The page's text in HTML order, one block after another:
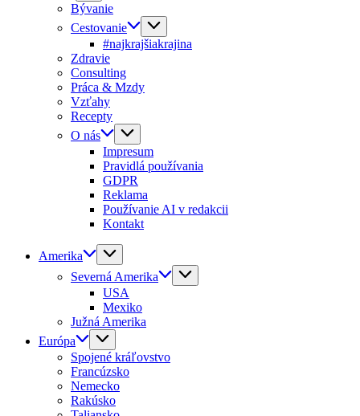
Bývanie
Cestovanie
#najkrajšiakrajina
Zdravie
Consulting
Práca & Mzdy
Vzťahy
Recepty
O nás
Impresum
Pravidlá používania
GDPR
Reklama
Používanie AI v redakcii
Kontakt
Amerika
Severná Amerika
USA
Mexiko
Južná Amerika
Európa
Spojené kráľovstvo
Francúzsko
Nemecko
Rakúsko